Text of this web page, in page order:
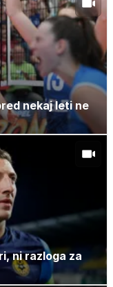
nekaj leti ne
ni razloga za